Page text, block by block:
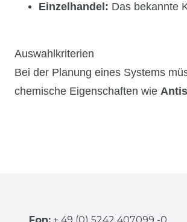
Einzelhandel: Das bekannte
Auswahlkriterien
Bei der Planung eines Systems
chemische Eigenschaften wie